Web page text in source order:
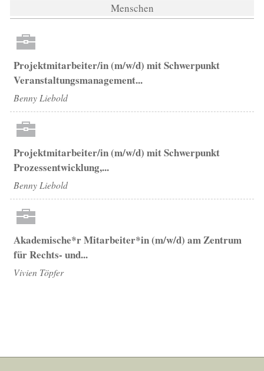
Menschen
Projektmitarbeiter/in (m/w/d) mit Schwerpunkt
Veranstaltungsmanagement...
Benny Liebold
Projektmitarbeiter/in (m/w/d) mit Schwerpunkt
Prozessentwicklung,...
Benny Liebold
Akademische*r Mitarbeiter*in (m/w/d) am Zentrum
für Rechts- und...
Vivien Töpfer